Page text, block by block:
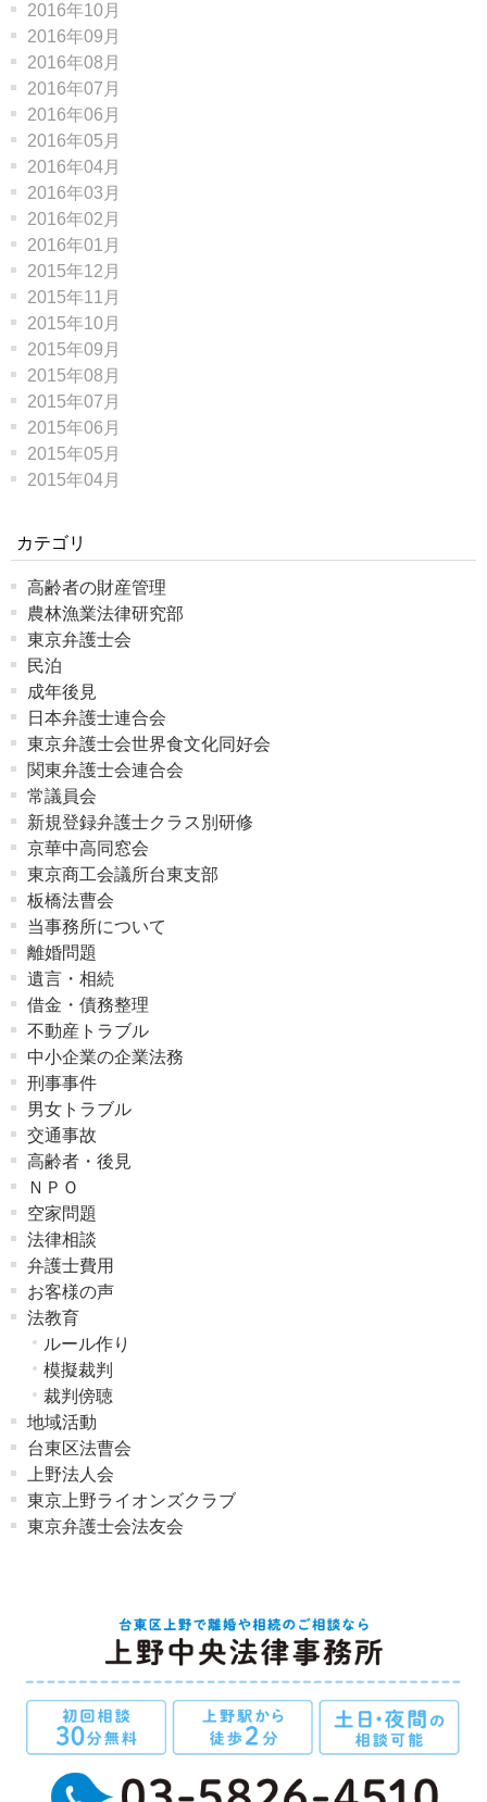
2016年10月
2016年09月
2016年08月
2016年07月
2016年06月
2016年05月
2016年04月
2016年03月
2016年02月
2016年01月
2015年12月
2015年11月
2015年10月
2015年09月
2015年08月
2015年07月
2015年06月
2015年05月
2015年04月
カテゴリ
高齢者の財産管理
農林漁業法律研究部
東京弁護士会
民泊
成年後見
日本弁護士連合会
東京弁護士会世界食文化同好会
関東弁護士会連合会
常議員会
新規登録弁護士クラス別研修
京華中高同窓会
東京商工会議所台東支部
板橋法曹会
当事務所について
離婚問題
遺言・相続
借金・債務整理
不動産トラブル
中小企業の企業法務
刑事事件
男女トラブル
交通事故
高齢者・後見
ＮＰＯ
空家問題
法律相談
弁護士費用
お客様の声
法教育
ルール作り
模擬裁判
裁判傍聴
地域活動
台東区法曹会
上野法人会
東京上野ライオンズクラブ
東京弁護士会法友会